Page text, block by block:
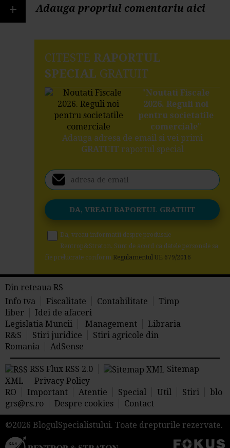
+ Adauga propriul comentariu aici
CITESTE RAPORTUL
SPECIAL GRATUIT
"Noutati Fiscale
2026. Reguli noi
pentru societatile
comerciale"
Adauga adresa de email si vei primi
GRATUITraportul special
Da, vreau informatii despre produsele
Rentrop&Straton. Sunt de acord ca datele personale sa
fie prelucrate conform Regulamentul UE 679/2016
Din reteaua RS
Info tva
Fiscalitate Contabilitate
Timp
liber
Idei de afaceri
Legislatia Muncii
Management
Libraria
R&S
Stiri juridice
Stiri agricole din
Romania
AdSense
RSS Flux RSS 2.0
Sitemap
XML
Privacy Policy
RO
Important Atentie Special Util Stiri
blo
grs@rs.ro
Despre cookies Contact
©2026 BlogulSpecialistului. Toate drepturile rezervate.